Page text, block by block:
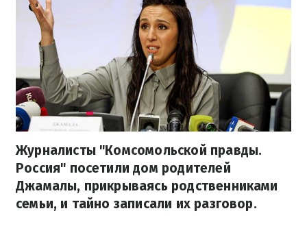
Журналисты "Комсомольской правды.
Россия" посетили дом родителей
Джамалы, прикрываясь родственниками
семьи, и тайно записали их разговор.